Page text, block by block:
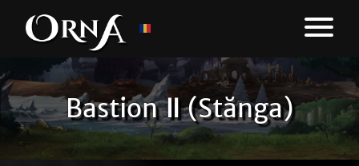
Bastion Ⅱ (Stănga)